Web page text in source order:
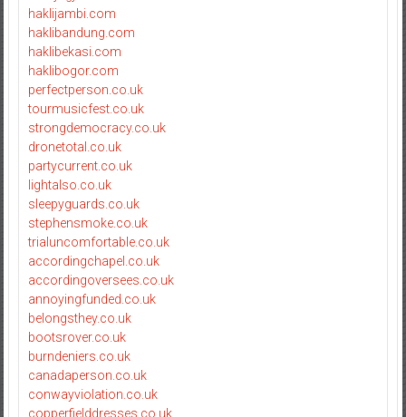
haklijambi.com
haklibandung.com
haklibekasi.com
haklibogor.com
perfectperson.co.uk
tourmusicfest.co.uk
strongdemocracy.co.uk
dronetotal.co.uk
partycurrent.co.uk
lightalso.co.uk
sleepyguards.co.uk
stephensmoke.co.uk
trialuncomfortable.co.uk
accordingchapel.co.uk
accordingoversees.co.uk
annoyingfunded.co.uk
belongsthey.co.uk
bootsrover.co.uk
burndeniers.co.uk
canadaperson.co.uk
conwayviolation.co.uk
copperfielddresses.co.uk